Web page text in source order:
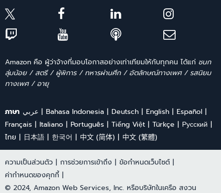
Amazon คือ ผู้ว่าจ้างที่มอบโอกาสอย่างเท่าเทียมให้กับทุกคน ได้แก่ ชนก
ลุ่มน้อย / สตรี / ผู้พิการ / ทหารผ่านศึก / อัตลักษณ์ทางเพศ / รสนิยม
ทางเพศ / อายุ
ภาษา عربي Bahasa Indonesia Deutsch English
Español
Français
Italiano Português Tiếng Việt Türkçe
Ρусский
ไทย
日本語 한국어 中文 (简体) 中文 (繁體)
ความเป็นส่วนตัว | การช่วยการเข้าถึง | ข้อกำหนดเว็บไซต์ |
ค่ากำหนดของคุกกี้ |
© 2024, Amazon Web Services, Inc. หรือบริษัทในเครือ สงวน